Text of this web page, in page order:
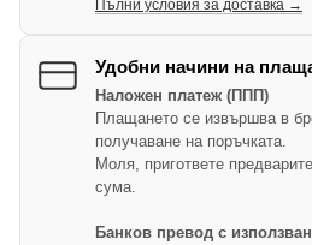
Пълни условия за доставка →
Удобни начини на
Наложен платеж (ППП)
Плащането се извършва в
получаване на поръчката.
Моля, пригответе
сума.
Банков превод с